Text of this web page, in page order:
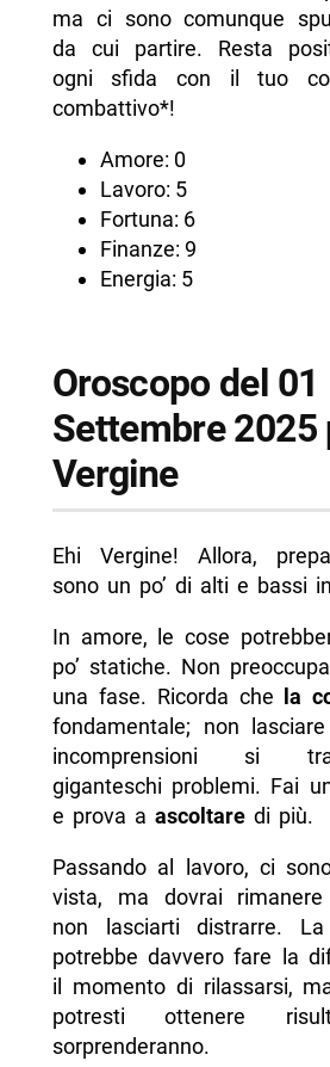
ma ci sono comunque
da cui partire. Resta
ogni sfida con il tuo
combattivo*!
Amore: 0
Lavoro: 5
Fortuna: 6
Finanze: 9
Energia: 5
Oroscopo del 01
Settembre 2025
Vergine
Ehi Vergine! Allora,
sono un po’ di alti e bassi
In amore, le cose
po’ statiche. Non
una fase. Ricorda che la
fondamentale; non
incomprensioni si
giganteschi problemi. Fai
e prova a ascoltaredi più.
Passando al lavoro, ci
vista, ma dovrai
non lasciarti distrarre.
potrebbe davvero fare la
il momento di rilassarsi,
potresti ottenere
sorprenderanno.